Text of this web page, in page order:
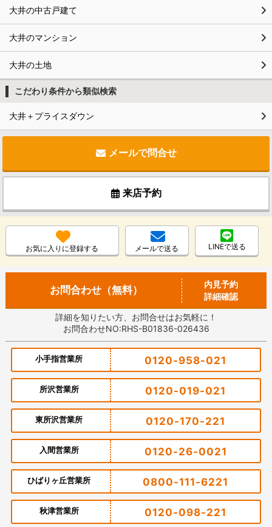
大井の中古戸建て
大井のマンション
大井の土地
こだわり条件から類似検索
大井＋プライスダウン
メールで問合せ
来店予約
お気に入りに登録する メールで送る LINEで送る
お問合わせ（無料）
内見予約
詳細確認
詳細を知りたい方、お問合せはお気軽に！
お問合わせNO:RHS-B01836-026436
小手指営業所 0120-958-021
所沢営業所 0120-019-021
東所沢営業所 0120-170-221
入間営業所 0120-26-0021
ひばりヶ丘営業所 0800-111-6221
秋津営業所 0120-098-221